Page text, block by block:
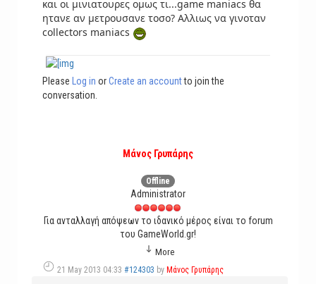
και οι μινιατουρες ομως τι...game maniacs θα
ητανε αν μετρουσανε τοσο? Αλλιως να γινοταν
collectors maniacs
Please Log in orCreate an accountto join the
conversation.
Μάνος Γρυπάρης
Offline
Administrator
Για ανταλλαγή απόψεων το ιδανικό μέρος είναι το forum
του GameWorld.gr!
More
21 May 2013 04:33 #124303 by Μάνος Γρυπάρης